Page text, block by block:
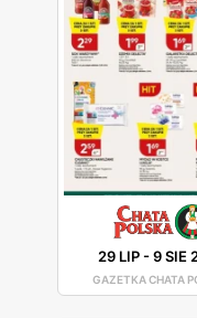
29 LIP-9 SIE
GAZETKA CHATA